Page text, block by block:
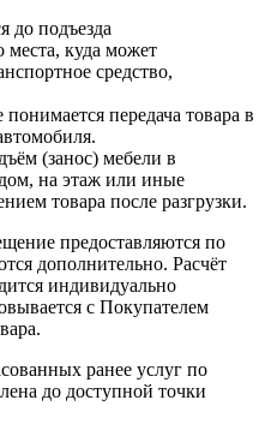
до подъезда
места, куда может
средство,
передача товара в
(занос) мебели в
на этаж или иные
товара после разгрузки.
предоставляются по
дополнительно. Расчёт
индивидуально
с Покупателем
ранее услуг по
до доступной точки